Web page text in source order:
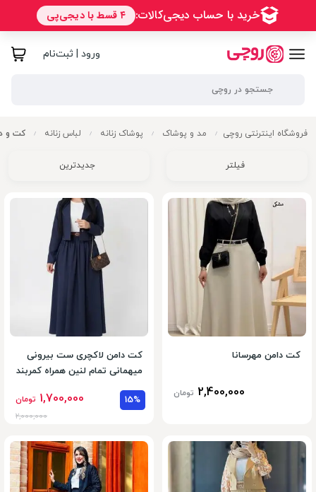
ورود | ثبت‌نام
فروشگاه اینترنتی روچی / مد و پوشاک / پوشاک زنانه / لباس زنانه / کت و
فیلتر جدیدترین
کت دامن مهرسانا
2,400,000 تومان
کت دامن لاکچری ست بیرونی
میهمانی تمام لنین همراه کمربند
15%
1,700,000 تومان
2,000,000